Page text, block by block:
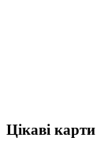
Цікаві карти